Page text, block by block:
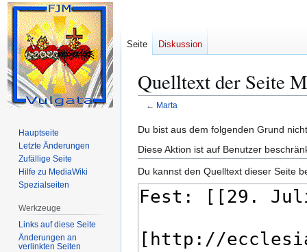
Quelltext der Seite
← Marta
Zur
Navigation
springen
Zur
Suche
springen
Du bist aus dem folgenden Grund
Diese Aktion ist auf Benutzer
Du kannst den Quelltext dieser Seite
Seite Diskussion
Hauptseite
Letzte Änderungen
Zufällige Seite
Hilfe zu MediaWiki
Spezialseiten
Werkzeuge
Links auf diese Seite
Änderungen an
verlinkten Seiten